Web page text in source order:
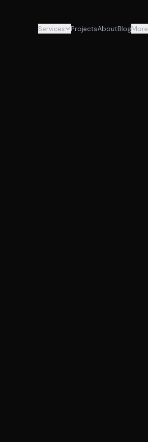
Services ProjectsAboutBlogMore